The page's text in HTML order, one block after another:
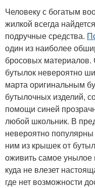
Человеку с богатым
жилкой всегда
подручные средства.
один из наиболее
бросовых
бутылок невероятно
марта оригинальным
бутылочных изделий,
помощи синей
любой школьник. В
невероятно
ним из крышек от
оживить самое
куда не влезет
где нет возможности